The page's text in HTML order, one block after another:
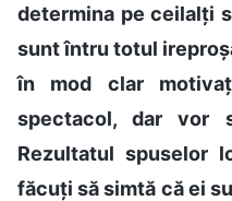
determina pe ceilalți
sunt întru totul
în mod clar
spectacol, dar vor
Rezultatul spuselor
făcuți să simtă că ei